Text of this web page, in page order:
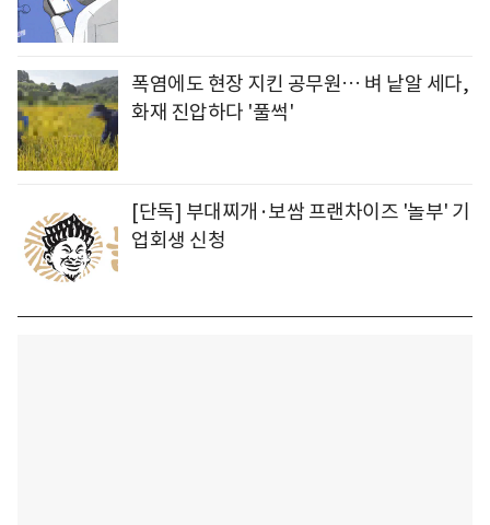
폭염에도 현장 지킨 공무원… 벼 낱알 세다,
화재 진압하다 '풀썩'
[단독] 부대찌개·보쌈 프랜차이즈 '놀부' 기
업회생 신청